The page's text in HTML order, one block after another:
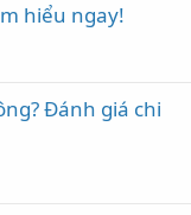
hiểu ngay!
Đánh giá chi